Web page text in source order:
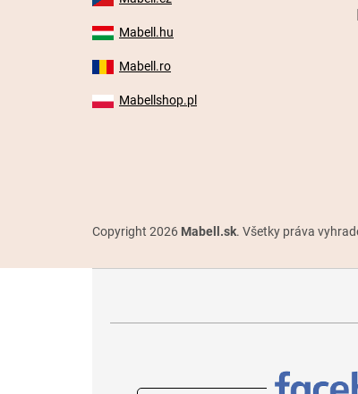
Mabell.hu
Mabell.ro
Mabellshop.pl
Copyright 2026 Mabell.sk. Všetky práva